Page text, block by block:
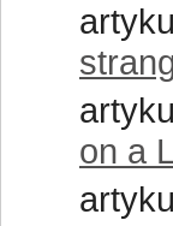
on a